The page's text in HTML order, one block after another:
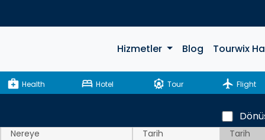
Hizmetler Blog Tourwix
medical_services Health bed Hotel attractions Tour flight Flight
Nereye
Tarih
Tarih